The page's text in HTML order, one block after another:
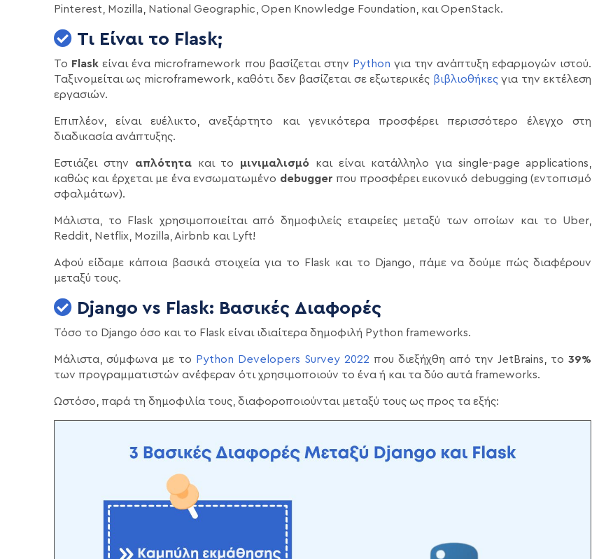
Pinterest, Mozilla, National Geographic, Open Knowledge Foundation, και OpenStack.
Τι Είναι το Flask;
Το Flask είναι ένα microframework που βασίζεται στην Python για την ανάπτυξη εφαρμογών ιστού.
Ταξινομείται ως microframework, καθότι δεν βασίζεται σε εξωτερικές βιβλιοθήκεςγια την εκτέλεση
εργασιών.
Επιπλέον, είναι ευέλικτο, ανεξάρτητο και γενικότερα προσφέρει περισσότερο έλεγχο στη
διαδικασία ανάπτυξης.
Εστιάζει στην απλότητακαι το μινιμαλισμό και είναι κατάλληλο για single-page applications,
καθώς και έρχεται με ένα ενσωματωμένο debugger που προσφέρει εικονικό debugging (εντοπισμό
σφαλμάτων).
Μάλιστα, το Flask χρησιμοποιείται από δημοφιλείς εταιρείες μεταξύ των οποίων και το Uber,
Reddit, Netflix, Mozilla, Airbnb και Lyft!
Αφού είδαμε κάποια βασικά στοιχεία για το Flask και το Django, πάμε να δούμε πώς διαφέρουν
μεταξύ τους.
Django vs Flask: Βασικές Διαφορές
Τόσο το Django όσο και το Flask είναι ιδιαίτερα δημοφιλή Python frameworks.
Μάλιστα, σύμφωνα με το Python Developers Survey 2022 που διεξήχθη από την JetBrains, το39%
των προγραμματιστών ανέφεραν ότι χρησιμοποιούν το ένα ή και τα δύο αυτά frameworks.
Ωστόσο, παρά τη δημοφιλία τους, διαφοροποιούνται μεταξύ τους ως προς τα εξής: